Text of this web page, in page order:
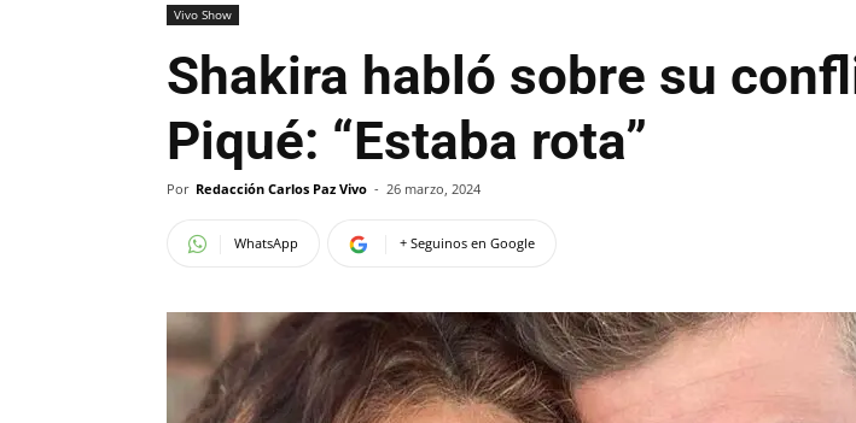
Vivo Show
Shakira habló sobre su
Piqué: “Estaba rota”
Por Redacción Carlos Paz Vivo - 26 marzo, 2024
WhatsApp + Seguinos en Google